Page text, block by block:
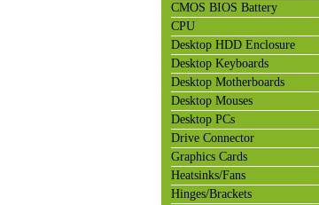
CMOS BIOS Battery
CPU
Desktop HDD Enclosure
Desktop Keyboards
Desktop Motherboards
Desktop Mouses
Desktop PCs
Drive Connector
Graphics Cards
Heatsinks/Fans
Hinges/Brackets